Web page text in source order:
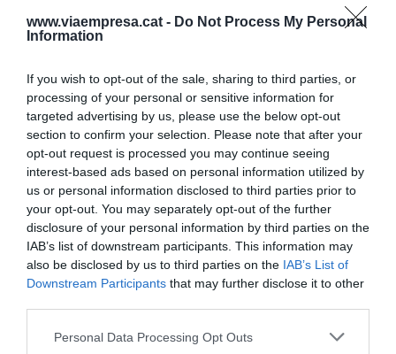
www.viaempresa.cat - Do Not Process My Personal
Information
If you wish to opt-out of the sale, sharing to third parties, or
processing of your personal or sensitive information for
targeted advertising by us, please use the below opt-out
section to confirm your selection. Please note that after your
opt-out request is processed you may continue seeing
interest-based ads based on personal information utilized by
us or personal information disclosed to third parties prior to
your opt-out. You may separately opt-out of the further
disclosure of your personal information by third parties on the
IAB’s list of downstream participants. This information may
also be disclosed by us to third parties on the IAB’s List of
Downstream Participants that may further disclose it to other
Personal Data Processing Opt Outs
habitación ocupada (ADR) cayó un 3,02% hasta
los 128,58 euros, por debajo de la media estatal
habitación disponible (RevPAR) de 101,35 euros
(-1,19%), un euro por debajo de la media española.
Estos se consideran los dos indicadores básicos
de la rentabilidad del sector hotelero. La caída se
focalizó, principalmente, en Barcelona con un
descenso del 5,92% de la tarifa media y de un
4,8% del ingreso medio diario.
Por demarcaciones, Barcelona concentró casi la